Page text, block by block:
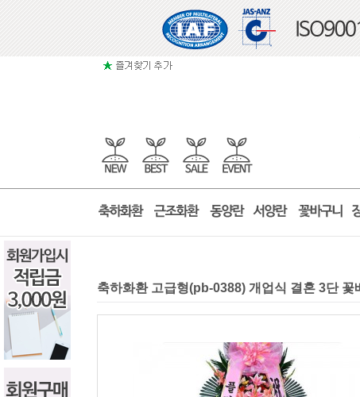
축하화환 고급형(pb-0388) 개업식 결혼 3단 꽃